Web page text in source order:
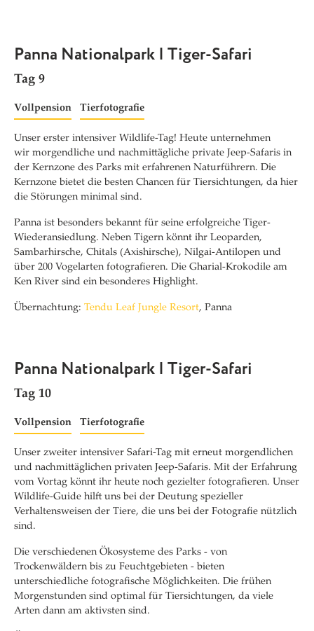
Panna Nationalpark | Tiger-Safari
Tag 9
Vollpension Tierfotografie
Unser erster intensiver Wildlife-Tag! Heute unternehmen
wir morgendliche und nachmittägliche private Jeep-Safaris in
der Kernzone des Parks mit erfahrenen Naturführern. Die
Kernzone bietet die besten Chancen für Tiersichtungen, da hier
die Störungen minimal sind.
Panna ist besonders bekannt für seine erfolgreiche Tiger-
Wiederansiedlung. Neben Tigern könnt ihr Leoparden,
Sambarhirsche, Chitals (Axishirsche), Nilgai-Antilopen und
über 200 Vogelarten fotografieren. Die Gharial-Krokodile am
Ken River sind ein besonderes Highlight.
Übernachtung: Tendu Leaf Jungle Resort, Panna
Panna Nationalpark | Tiger-Safari
Tag 10
Vollpension Tierfotografie
Unser zweiter intensiver Safari-Tag mit erneut morgendlichen
und nachmittäglichen privaten Jeep-Safaris. Mit der Erfahrung
vom Vortag könnt ihr heute noch gezielter fotografieren. Unser
Wildlife-Guide hilft uns bei der Deutung spezieller
Verhaltensweisen der Tiere, die uns bei der Fotografie nützlich
sind.
Die verschiedenen Ökosysteme des Parks - von
Trockenwäldern bis zu Feuchtgebieten - bieten
unterschiedliche fotografische Möglichkeiten. Die frühen
Morgenstunden sind optimal für Tiersichtungen, da viele
Arten dann am aktivsten sind.